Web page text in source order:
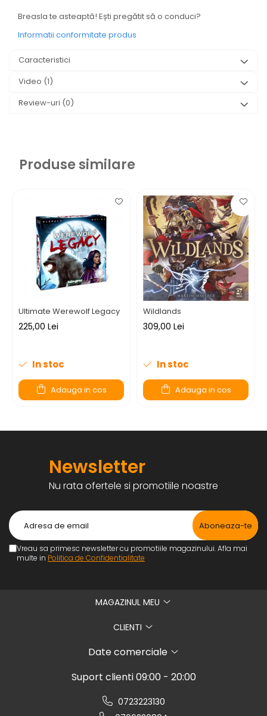
Breasla te asteaptă! Ești pregătit să o conduci?
Informatii conformitate produs
Caracteristici
Video (1)
Review-uri (0)
Produse similare
Ultimate Werewolf Legacy
225,00 Lei
In stoc
Adauga in cos
Wildlands
309,00 Lei
In stoc
Adauga in cos
Newsletter
Nu rata ofertele si promotiile noastre
Vreau sa primesc newsletter cu promotiile magazinului. Afla mai
multe in Politica de Confidentialitate
MAGAZINUL MEU
CLIENTI
Date comerciale
Suport clienti09:00 - 20:00
0723223130